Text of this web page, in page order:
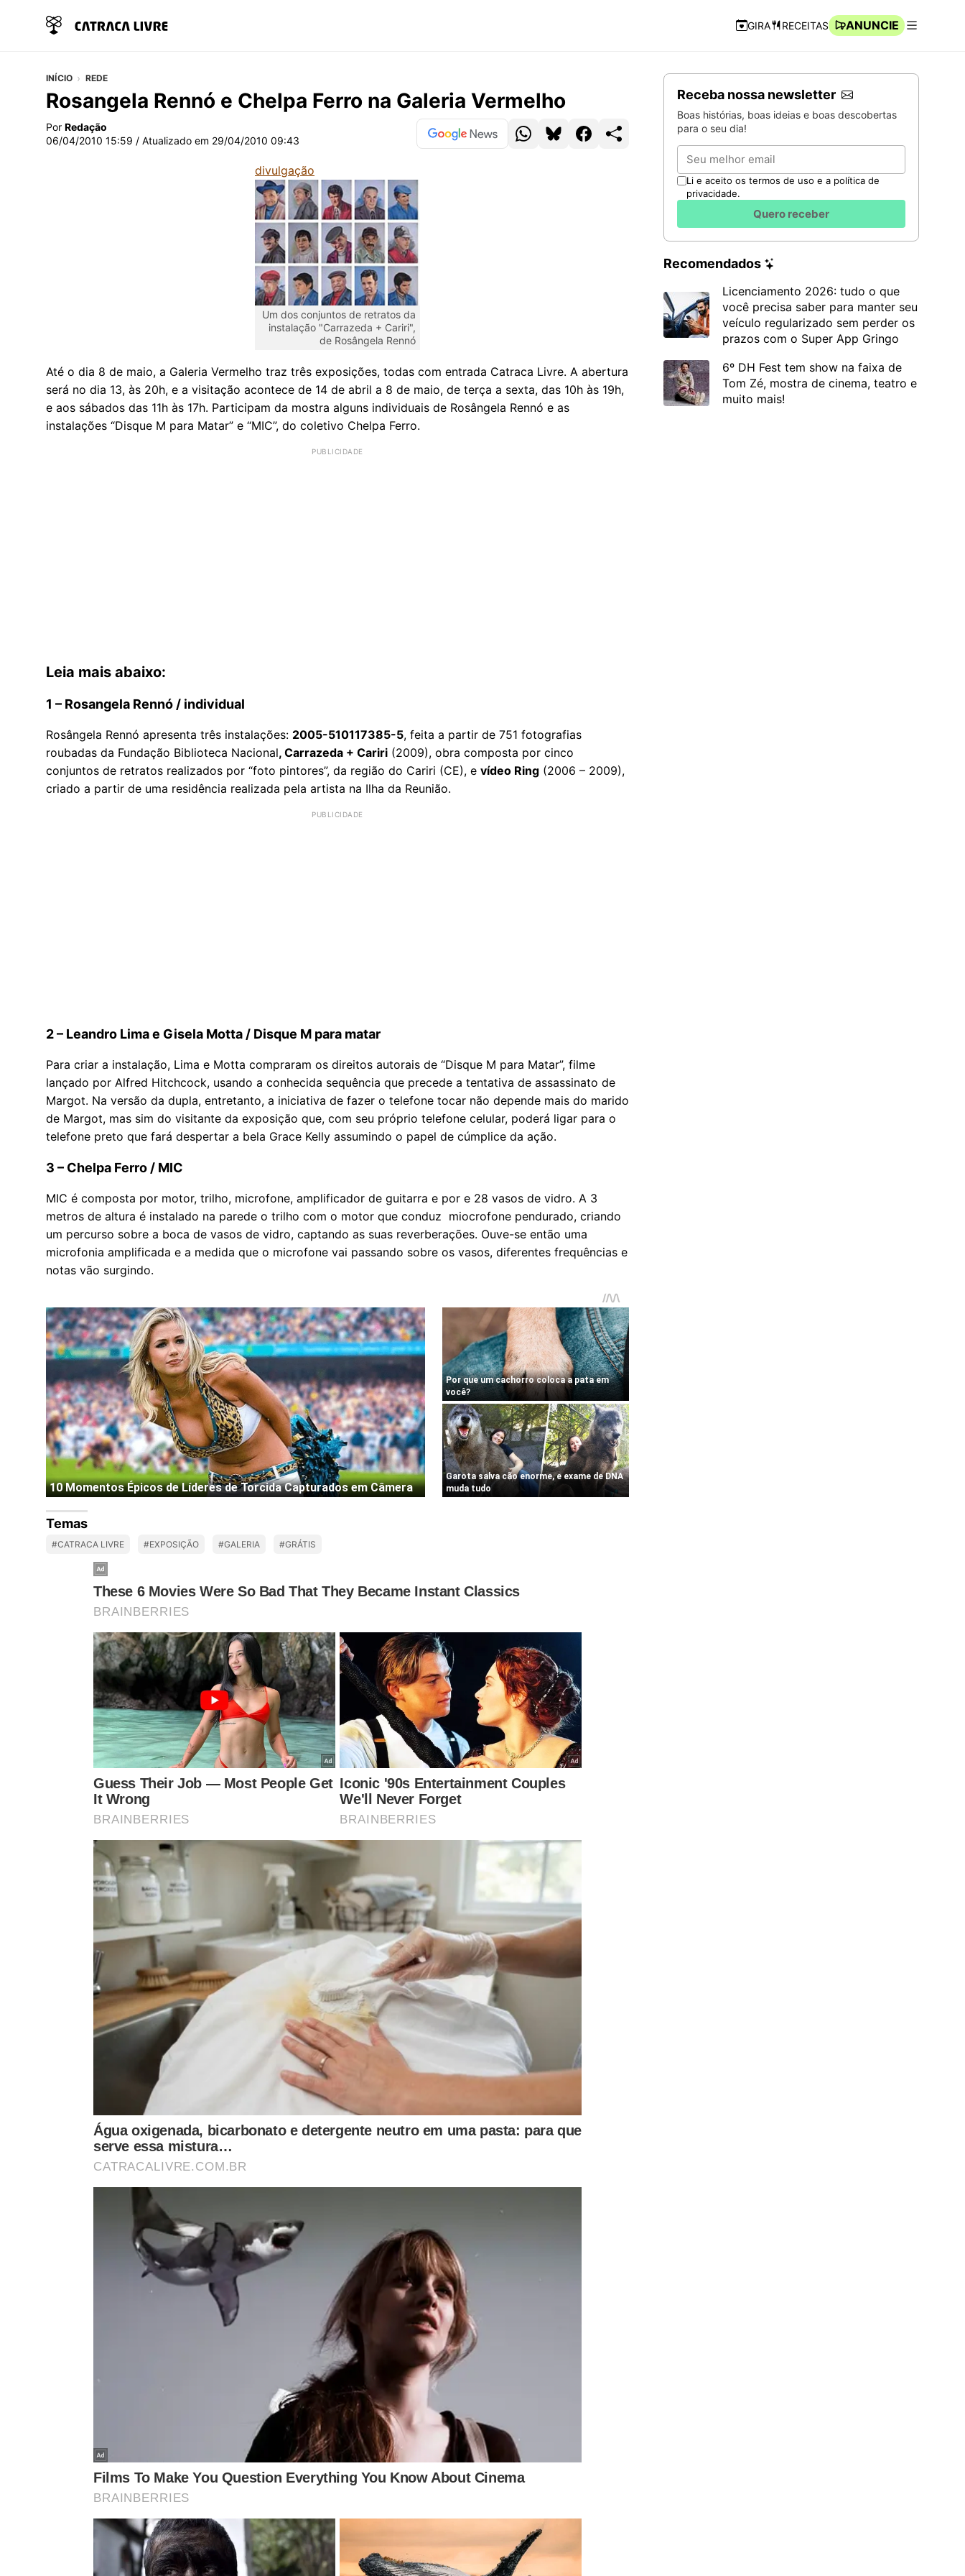
Navegação Rápida
GIRA RECEITAS
ANUNCIE
INÍCIO REDE
Rosangela Rennó e Chelpa Ferro na Galeria Vermelho
Por Redação
06/04/2010 15:59 / Atualizado em 29/04/2010 09:43
divulgação
Um dos conjuntos de retratos da
instalação "Carrazeda + Cariri",
de Rosângela Rennó
Até o dia 8 de maio, a Galeria Vermelho traz três exposições, todas com entrada Catraca Livre. A abertura
será no dia 13, às 20h, e a visitação acontece de 14 de abril a 8 de maio, de terça a sexta, das 10h às 19h,
e aos sábados das 11h às 17h. Participam da mostra alguns individuais de Rosângela Rennó e as
instalações “Disque M para Matar” e “MIC”, do coletivo Chelpa Ferro.
Leia mais abaixo:
1 – Rosangela Rennó / individual
Rosângela Rennó apresenta três instalações: 2005-510117385-5, feita a partir de 751 fotografias
roubadas da Fundação Biblioteca Nacional, Carrazeda + Cariri (2009), obra composta por cinco
conjuntos de retratos realizados por “foto pintores”, da região do Cariri (CE), e vídeo Ring (2006 – 2009),
criado a partir de uma residência realizada pela artista na Ilha da Reunião.
2 – Leandro Lima e Gisela Motta / Disque M para matar
Para criar a instalação, Lima e Motta compraram os direitos autorais de “Disque M para Matar”, filme
lançado por Alfred Hitchcock, usando a conhecida sequência que precede a tentativa de assassinato de
Margot. Na versão da dupla, entretanto, a iniciativa de fazer o telefone tocar não depende mais do marido
de Margot, mas sim do visitante da exposição que, com seu próprio telefone celular, poderá ligar para o
telefone preto que fará despertar a bela Grace Kelly assumindo o papel de cúmplice da ação.
3 – Chelpa Ferro / MIC
MIC é composta por motor, trilho, microfone, amplificador de guitarra e por e 28 vasos de vidro. A 3
metros de altura é instalado na parede o trilho com o motor que conduz miocrofone pendurado, criando
um percurso sobre a boca de vasos de vidro, captando as suas reverberações. Ouve-se então uma
microfonia amplificada e a medida que o microfone vai passando sobre os vasos, diferentes frequências e
notas vão surgindo.
Temas
#CATRACA LIVRE #EXPOSIÇÃO #GALERIA #GRÁTIS
Receba nossa newsletter
Boas histórias, boas ideias e boas descobertas
para o seu dia!
Email
Li e aceito os termos de uso e a política de
privacidade.
Quero receber
Recomendados
Licenciamento 2026: tudo o que
você precisa saber para manter seu
veículo regularizado sem perder os
prazos com o Super App Gringo
6º DH Fest tem show na faixa de
Tom Zé, mostra de cinema, teatro e
muito mais!